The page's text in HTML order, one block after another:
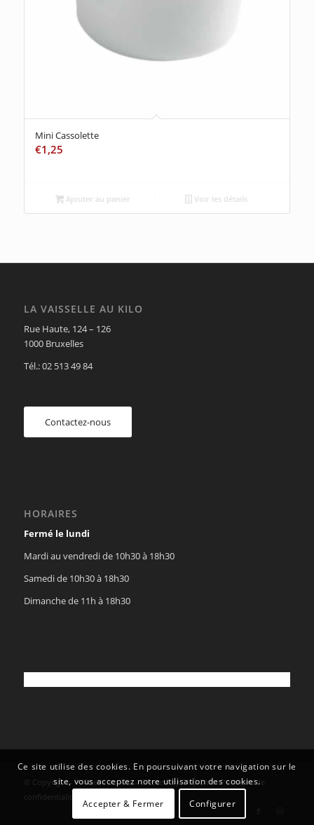
Mini Cassolette
€1,25
Ajouter au panier Voir les détails
LA VAISSELLE AU KILO
Rue Haute, 124 – 126
1000 Bruxelles
Tél.: 02 513 49 84
Contactez-nous
HORAIRES
Fermé le lundi
Mardi au vendredi de 10h30 à 18h30
Samedi de 10h30 à 18h30
Dimanche de 11h à 18h30
© Copyright - Vaisselle au Kilo - Created byOYÉ-OYÉ-Politique de
confidentialité
Ce site utilise des cookies. En poursuivant votre navigation sur le
site, vous acceptez notre utilisation des cookies.
Accepter & Fermer
Configurer